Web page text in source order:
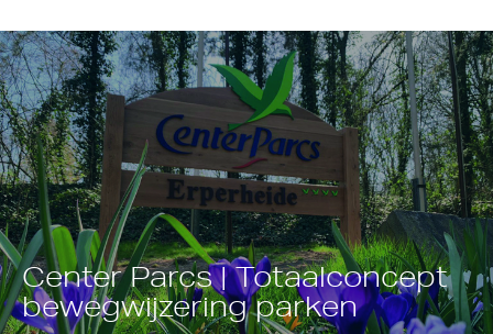
Center Parcs | Totaalconcept
bewegwijzering parken